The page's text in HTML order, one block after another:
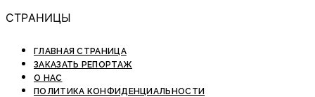
СТРАНИЦЫ
ГЛАВНАЯ СТРАНИЦА
ЗАКАЗАТЬ РЕПОРТАЖ
О НАС
ПОЛИТИКА КОНФИДЕНЦИАЛЬНОСТИ